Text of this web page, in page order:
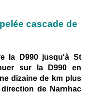
cascade de
la D990 jusqu'à St
sur la D990 en
dizaine de km plus
de Narnhac